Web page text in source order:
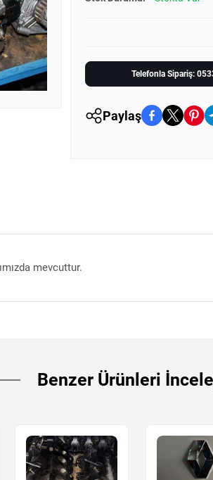
Telefonla Sipariş:
Paylaş
mevcuttur.
Benzer Ürünleri